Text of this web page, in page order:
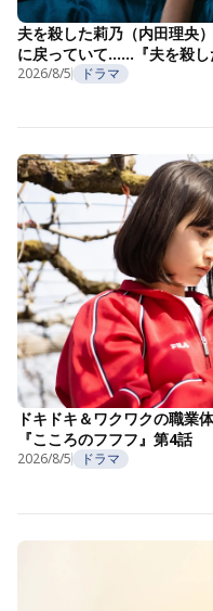
夫を殺した莉乃（内田理央
に戻っていて……『夫を殺
2026/8/5 ドラマ
ドキドキ＆ワクワクの職業
『こころのフフフ』第4話
2026/8/5 ドラマ